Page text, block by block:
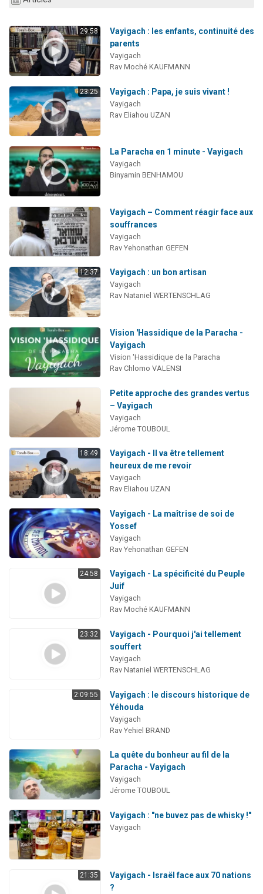
29:58
Vayigach : les enfants, continuité des
parents
Vayigach
Rav Moché KAUFMANN
23:25 Vayigach : Papa, je suis vivant !
Vayigach
Rav Eliahou UZAN
La Paracha en 1 minute - Vayigach
Vayigach
Binyamin BENHAMOU
Vayigach – Comment réagir face aux
souffrances
Vayigach
Rav Yehonathan GEFEN
12:37 Vayigach : un bon artisan
Vayigach
Rav Nataniel WERTENSCHLAG
Vision 'Hassidique de la Paracha -
Vayigach
Vision 'Hassidique de la Paracha
Rav Chlomo VALENSI
Petite approche des grandes vertus
– Vayigach
Vayigach
Jérome TOUBOUL
18:49
Vayigach - Il va être tellement
heureux de me revoir
Vayigach
Rav Eliahou UZAN
Vayigach - La maîtrise de soi de
Yossef
Vayigach
Rav Yehonathan GEFEN
24:58
Vayigach - La spécificité du Peuple
Juif
Vayigach
Rav Moché KAUFMANN
23:32
Vayigach - Pourquoi j'ai tellement
souffert
Vayigach
Rav Nataniel WERTENSCHLAG
2:09:55
Vayigach : le discours historique de
Yéhouda
Vayigach
Rav Yehiel BRAND
La quête du bonheur au fil de la
Paracha - Vayigach
Vayigach
Jérome TOUBOUL
Vayigach : "ne buvez pas de whisky !"
Vayigach
21:35
Vayigach - Israël face aux 70 nations
?